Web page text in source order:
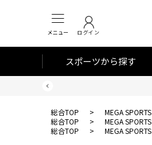
メニュー ログイン
スポーツから探す
総合TOP > MEGA SPORTS
総合TOP
> MEGA SPORTS
総合TOP
> MEGA SPORTS